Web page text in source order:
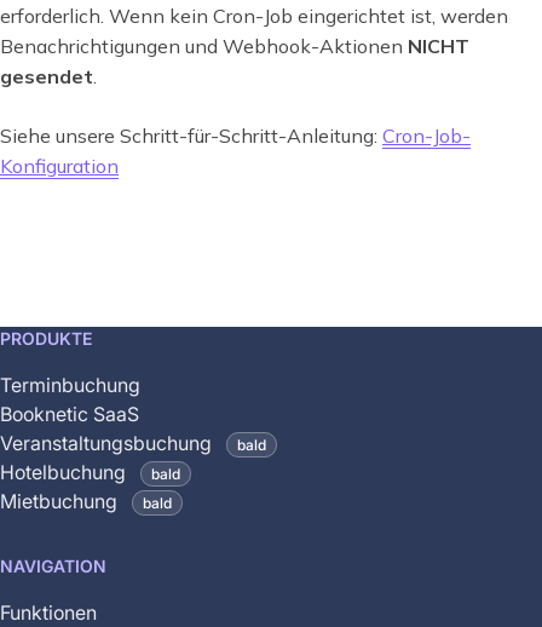
erforderlich. Wenn kein Cron-Job eingerichtet ist, werden
Benachrichtigungen und Webhook-Aktionen NICHT
gesendet.
Siehe unsere Schritt-für-Schritt-Anleitung: Cron-Job-
Konfiguration
This
is
coming
soon
and
is
yet
available
PRODUKTE
Terminbuchung
Booknetic SaaS
Veranstaltungsbuchung
bald
Hotelbuchung bald
Mietbuchung bald
NAVIGATION
Funktionen